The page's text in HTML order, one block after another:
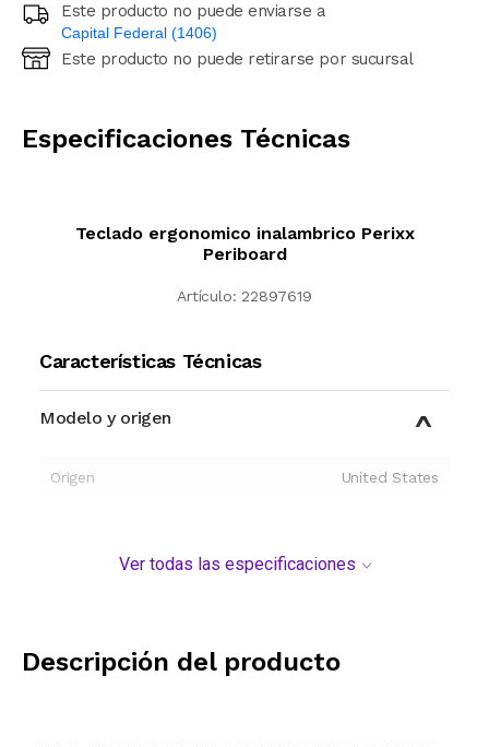
Este producto no puede enviarse a
Capital Federal (1406)
Ingresá código postal (sólo números)
Este producto no puede retirarse por sucursal
Especificaciones Técnicas
Teclado ergonomico inalambrico Perixx
Periboard
Artículo: 22897619
Características Técnicas
Modelo y origen
Origen United States
Ver todas las especificaciones
Descripción del producto